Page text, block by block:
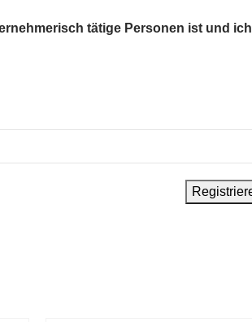
tätige Personen ist und ich